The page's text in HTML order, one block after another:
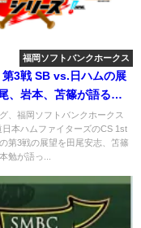
福岡ソフトバンクホークス
3戦 SB vs.日ハムの展
、岩本、苫篠が語る
月14日
、福岡ソフトバンクホークス
本ハムファイターズのCS 1st
第3戦の展望を田尾安志、笘篠
勉が語っ...